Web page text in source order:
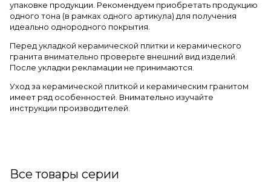
упаковке продукции. Рекомендуем приобретать продукцию
одного тона (в рамках одного артикула) для получения
идеально однородного покрытия.
Перед укладкой керамической плитки и керамического
гранита внимательно проверьте внешний вид изделий.
После укладки рекламации не принимаются.
Уход за керамической плиткой и керамическим гранитом
имеет ряд особенностей. Внимательно изучайте
инструкции производителей.
Все товары серии